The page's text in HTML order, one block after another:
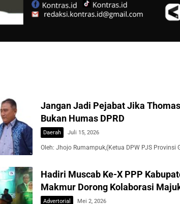
Jangan Jadi Pejabat Jika
Bukan Humas DPRD
Daerah Juli 15, 2026
Oleh: Jhojo Rumampuk,(Ketua DPW PJS Provinsi
Hadiri Muscab Ke-X PPP
Makmur Dorong Kolaborasi
Advertorial Mei 2, 2026